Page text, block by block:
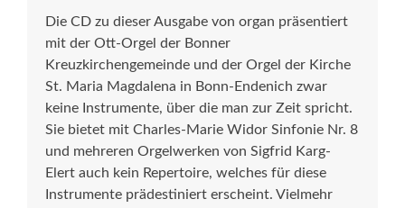
Die CD zu dieser Ausgabe von organ präsentiert
mit der Ott-Orgel der Bonner
Kreuzkirchengemeinde und der Orgel der Kirche
St. Maria Magdalena in Bonn-Endenich zwar
keine Instrumente, über die man zur Zeit spricht.
Sie bietet mit Charles-Marie Widor Sinfonie Nr. 8
und mehreren Orgelwerken von Sigfrid Karg-
Elert auch kein Repertoire, welches für diese
Instrumente prädestiniert erscheint. Vielmehr